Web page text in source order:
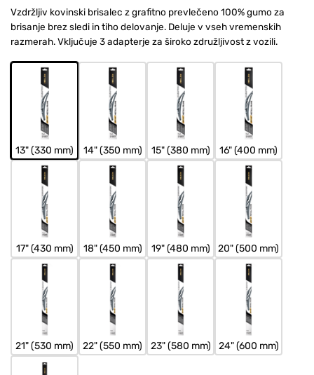
Vzdržljiv kovinski brisalec z grafitno prevlečeno 100% gumo za
brisanje brez sledi in tiho delovanje. Deluje v vseh vremenskih
razmerah. Vključuje 3 adapterje za široko združljivost z vozili.
13" (330 mm) 14" (350 mm) 15" (380 mm) 16" (400 mm)
17" (430 mm) 18" (450 mm) 19" (480 mm) 20" (500 mm)
21" (530 mm) 22" (550 mm) 23" (580 mm) 24" (600 mm)